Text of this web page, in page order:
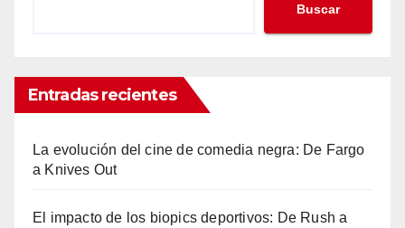
Buscar
Entradas recientes
La evolución del cine de comedia negra: De Fargo
a Knives Out
El impacto de los biopics deportivos: De Rush a